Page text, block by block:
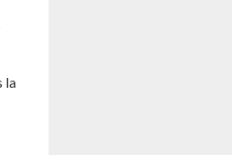
la